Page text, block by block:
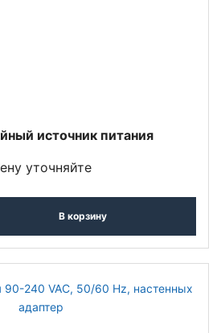
источник питания
уточняйте
В корзину